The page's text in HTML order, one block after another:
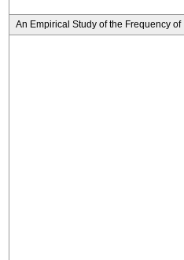
An Empirical Study of the Frequency